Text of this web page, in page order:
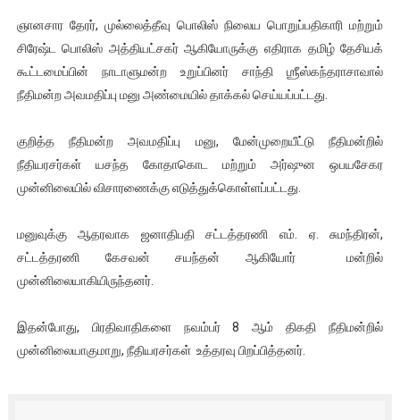
ஐ.நா முன்றலில் சீரற்ற காலநிலையிலும் தமிழின அழிப்பிற்கு
இளையராஜா – கமல் அவசர சந்திப்பு (படங்கள், விடியோ)
ஜனாதிபதி ஐக்கிய நாடுகளின் பொதுச் சபை கூட்டத்தில் இன்று
32 CM விநோத கன்றுக்குட்டி! (வீடியோ)
வலிமை தான் அஜித் திரைப்பயணத்திலே அதிக காலெக்ஷன் செய்த
ஞானசார தேரர், முல்லைத்தீவு பொலிஸ் நிலைய பொறுப்பதிகாரி மற்றும்
சிரேஷ்ட பொலிஸ் அத்தியட்சகர் ஆகியோருக்கு எதிராக தமிழ் தேசியக்
கூட்டமைப்பின் நாடாளுமன்ற உறுப்பினர் சாந்தி ஶ்ரீஸ்கந்தராசாவால்
நீதிமன்ற அவமதிப்பு மனு அண்மையில் தாக்கல் செய்யப்பட்டது.
குறித்த நீதிமன்ற அவமதிப்பு மனு, மேன்முறையீட்டு நீதிமன்றில்
நீதியரசர்கள் யசந்த கோதாகொட மற்றும் அர்ஷுன ஒபயசேகர
முன்னிலையில் விசாரணைக்கு எடுத்துக்கொள்ளப்பட்டது.
மனுவுக்கு ஆதரவாக ஜனாதிபதி சட்டத்தரணி எம். ஏ. சுமந்திரன்,
சட்டத்தரணி கேசவன் சயந்தன் ஆகியோர் மன்றில்
முன்னிலையாகியிருந்தனர்.
இதன்போது, பிரதிவாதிகளை நவம்பர் 8 ஆம் திகதி நீதிமன்றில்
முன்னிலையாகுமாறு, நீதியரசர்கள் உத்தரவு பிறப்பித்தனர்.